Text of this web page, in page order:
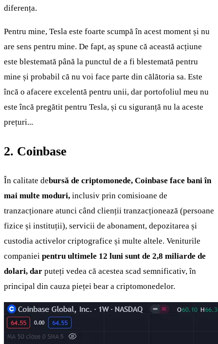
diferența.
Pentru mine, Tesla este foarte scumpă în acest moment și nu
are sens pentru mine. De fapt, aș spune că această acțiune
este blestemată până la punctul de a fi blestemată pentru
mine și probabil că nu voi face parte din călătoria sa. Este
încă o afacere excelentă pentru unii, dar portofoliul meu nu
este încă pregătit pentru Tesla, și cu siguranță nu la aceste
prețuri...
2. Coinbase
În calitate debursă de criptomonede, Coinbase face bani în
mai multe moduri, inclusiv prin comisioane de
tranzacționare atunci când clienții tranzacționează (persoane
fizice și instituții), servicii de abonament, depozitarea și
custodia activelor criptografice și multe altele. Veniturile
companiei pentru ultimele 12 luni sunt de 2,8 miliarde de
dolari, dar puteți vedea că acestea scad semnificativ, în
principal din cauza pieței bear a criptomonedelor.